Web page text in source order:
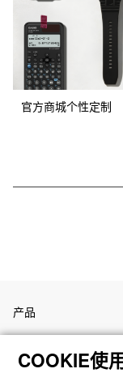
官方商城个性定制
产品
客户支持
COOKIE使